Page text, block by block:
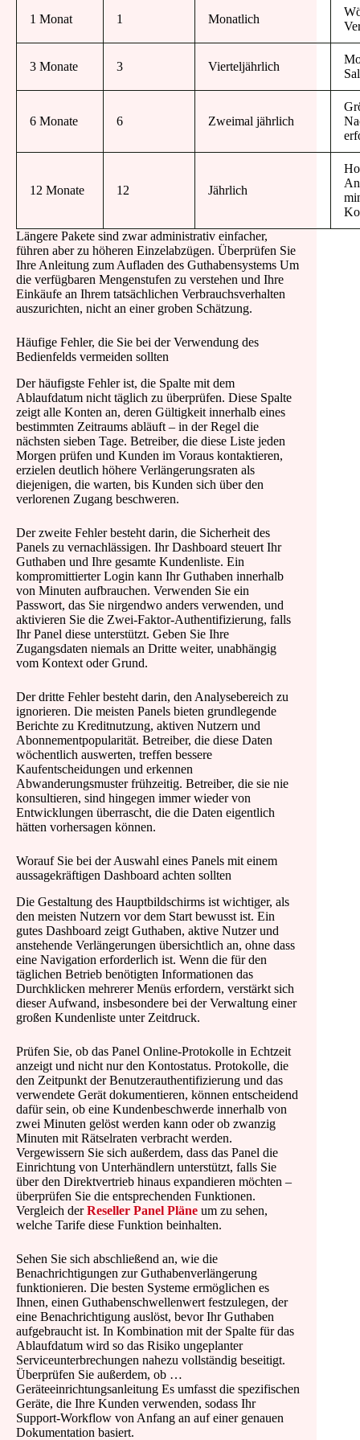
1 Monat 1 Monatlich
3 Monate 3 Vierteljährlich
6 Monate 6 Zweimal jährlich
12 Monate 12 Jährlich
Längere Pakete sind zwar administrativ einfacher,
führen aber zu höheren Einzelabzügen. Überprüfen Sie
Ihre Anleitung zum Aufladen des Guthabensystems Um
die verfügbaren Mengenstufen zu verstehen und Ihre
Einkäufe an Ihrem tatsächlichen Verbrauchsverhalten
auszurichten, nicht an einer groben Schätzung.
Häufige Fehler, die Sie bei der Verwendung des
Bedienfelds vermeiden sollten
Der häufigste Fehler ist, die Spalte mit dem
Ablaufdatum nicht täglich zu überprüfen. Diese Spalte
zeigt alle Konten an, deren Gültigkeit innerhalb eines
bestimmten Zeitraums abläuft – in der Regel die
nächsten sieben Tage. Betreiber, die diese Liste jeden
Morgen prüfen und Kunden im Voraus kontaktieren,
erzielen deutlich höhere Verlängerungsraten als
diejenigen, die warten, bis Kunden sich über den
verlorenen Zugang beschweren.
Der zweite Fehler besteht darin, die Sicherheit des
Panels zu vernachlässigen. Ihr Dashboard steuert Ihr
Guthaben und Ihre gesamte Kundenliste. Ein
kompromittierter Login kann Ihr Guthaben innerhalb
von Minuten aufbrauchen. Verwenden Sie ein
Passwort, das Sie nirgendwo anders verwenden, und
aktivieren Sie die Zwei-Faktor-Authentifizierung, falls
Ihr Panel diese unterstützt. Geben Sie Ihre
Zugangsdaten niemals an Dritte weiter, unabhängig
vom Kontext oder Grund.
Der dritte Fehler besteht darin, den Analysebereich zu
ignorieren. Die meisten Panels bieten grundlegende
Berichte zu Kreditnutzung, aktiven Nutzern und
Abonnementpopularität. Betreiber, die diese Daten
wöchentlich auswerten, treffen bessere
Kaufentscheidungen und erkennen
Abwanderungsmuster frühzeitig. Betreiber, die sie nie
konsultieren, sind hingegen immer wieder von
Entwicklungen überrascht, die die Daten eigentlich
hätten vorhersagen können.
Worauf Sie bei der Auswahl eines Panels mit einem
aussagekräftigen Dashboard achten sollten
Die Gestaltung des Hauptbildschirms ist wichtiger, als
den meisten Nutzern vor dem Start bewusst ist. Ein
gutes Dashboard zeigt Guthaben, aktive Nutzer und
anstehende Verlängerungen übersichtlich an, ohne dass
eine Navigation erforderlich ist. Wenn die für den
täglichen Betrieb benötigten Informationen das
Durchklicken mehrerer Menüs erfordern, verstärkt sich
dieser Aufwand, insbesondere bei der Verwaltung einer
großen Kundenliste unter Zeitdruck.
Prüfen Sie, ob das Panel Online-Protokolle in Echtzeit
anzeigt und nicht nur den Kontostatus. Protokolle, die
den Zeitpunkt der Benutzerauthentifizierung und das
verwendete Gerät dokumentieren, können entscheidend
dafür sein, ob eine Kundenbeschwerde innerhalb von
zwei Minuten gelöst werden kann oder ob zwanzig
Minuten mit Rätselraten verbracht werden.
Vergewissern Sie sich außerdem, dass das Panel die
Einrichtung von Unterhändlern unterstützt, falls Sie
über den Direktvertrieb hinaus expandieren möchten –
überprüfen Sie die entsprechenden Funktionen.
Vergleich derReseller Panel Pläne um zu sehen,
welche Tarife diese Funktion beinhalten.
Sehen Sie sich abschließend an, wie die
Benachrichtigungen zur Guthabenverlängerung
funktionieren. Die besten Systeme ermöglichen es
Ihnen, einen Guthabenschwellenwert festzulegen, der
eine Benachrichtigung auslöst, bevor Ihr Guthaben
aufgebraucht ist. In Kombination mit der Spalte für das
Ablaufdatum wird so das Risiko ungeplanter
Serviceunterbrechungen nahezu vollständig beseitigt.
Überprüfen Sie außerdem, ob …
Geräteeinrichtungsanleitung Es umfasst die spezifischen
Geräte, die Ihre Kunden verwenden, sodass Ihr
Support-Workflow von Anfang an auf einer genauen
Dokumentation basiert.